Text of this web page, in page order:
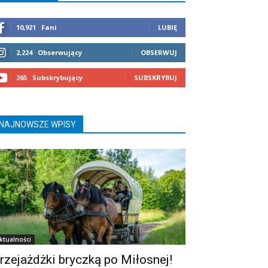
10,921 Fani LUBIĘ
2,224 Obserwujący OBSERWUJ
265 Subskrybujący SUBSKRYBUJ
WPISY
bryczką po Miłosnej!